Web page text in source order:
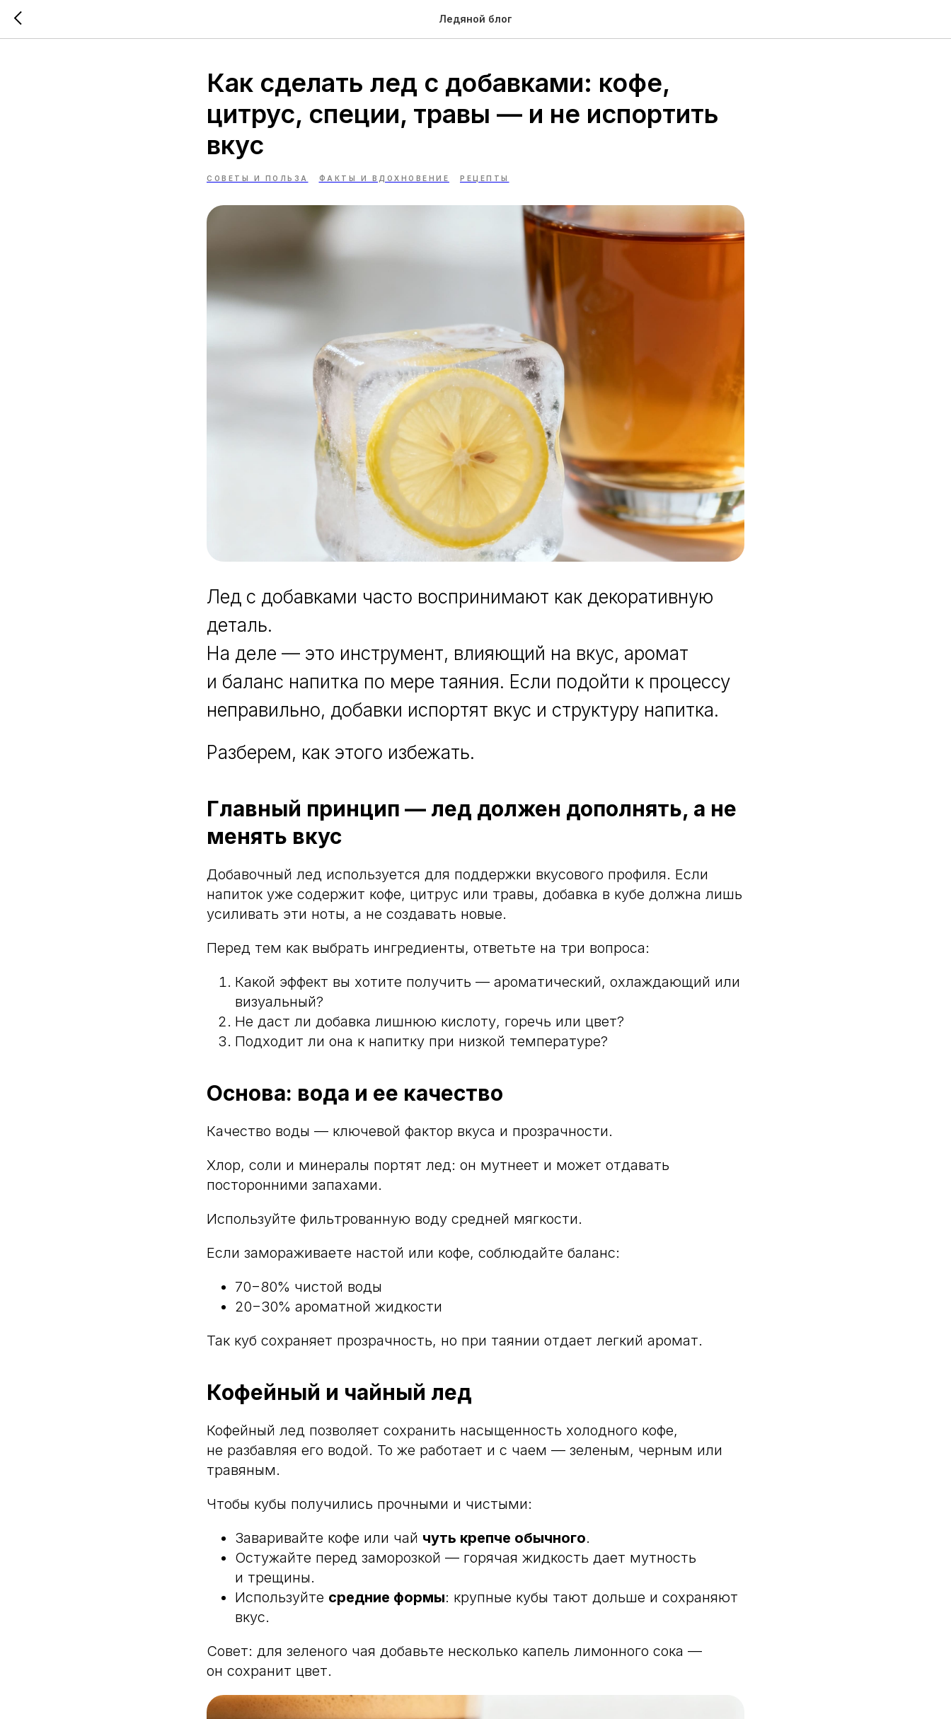
Ледяной блог
Как сделать лед с добавками: кофе,
цитрус, специи, травы — и не испортить
вкус
СОВЕТЫ И ПОЛЬЗА ФАКТЫ И ВДОХНОВЕНИЕ РЕЦЕПТЫ
Лед с добавками часто воспринимают как декоративную
деталь.
На деле — это инструмент, влияющий на вкус, аромат
и баланс напитка по мере таяния. Если подойти к процессу
неправильно, добавки испортят вкус и структуру напитка.
Разберем, как этого избежать.
Главный принцип — лед должен дополнять, а не
менять вкус
Добавочный лед используется для поддержки вкусового профиля. Если
напиток уже содержит кофе, цитрус или травы, добавка в кубе должна лишь
усиливать эти ноты, а не создавать новые.
Перед тем как выбрать ингредиенты, ответьте на три вопроса:
Какой эффект вы хотите получить — ароматический, охлаждающий или
визуальный?
Не даст ли добавка лишнюю кислоту, горечь или цвет?
Подходит ли она к напитку при низкой температуре?
Основа: вода и ее качество
Качество воды — ключевой фактор вкуса и прозрачности.
Хлор, соли и минералы портят лед: он мутнеет и может отдавать
посторонними запахами.
Используйте фильтрованную воду средней мягкости.
Если замораживаете настой или кофе, соблюдайте баланс:
70−80% чистой воды
20−30% ароматной жидкости
Так куб сохраняет прозрачность, но при таянии отдает легкий аромат.
Кофейный и чайный лед
Кофейный лед позволяет сохранить насыщенность холодного кофе,
не разбавляя его водой. То же работает и с чаем — зеленым, черным или
травяным.
Чтобы кубы получились прочными и чистыми:
Заваривайте кофе или чай чуть крепче обычного.
Остужайте перед заморозкой — горячая жидкость дает мутность
и трещины.
Используйте средние формы: крупные кубы тают дольше и сохраняют
вкус.
Совет: для зеленого чая добавьте несколько капель лимонного сока —
он сохранит цвет.